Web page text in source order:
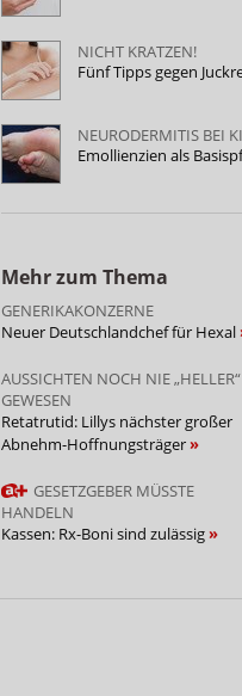
NICHT KRATZEN!
Fünf Tipps gegen
NEURODERMITIS BEI
Emollienzien als
Mehr zum Thema
GENERIKAKONZERNE
Neuer Deutschlandchef für Hexal
AUSSICHTEN NOCH NIE „HELLER“
GEWESEN
Retatrutid: Lillys nächster großer
Abnehm-Hoffnungsträger
GESETZGEBER MÜSSTE
HANDELN
Kassen: Rx-Boni sind zulässig